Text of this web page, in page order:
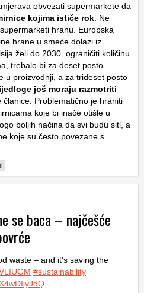
obvezati supermarkete da
kojima ističe rok . Ne
hranu. Europska
hrane u smeće dolazi iz
želi do 2030. ograničiti količinu
trebalo bi za deset posto
u proizvodnji, a za trideset posto
još moraju razmotriti
članice. Problematično je hraniti
koje bi inače otišle u
boljih načina da svi budu siti, a
koje su često povezane s
se baca – najčešće
waste – and it's saving the
#sustainability